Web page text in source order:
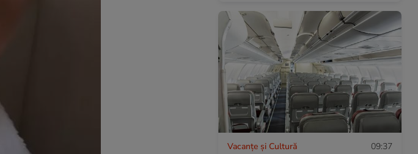
Vacanțe și Cultură 09:37